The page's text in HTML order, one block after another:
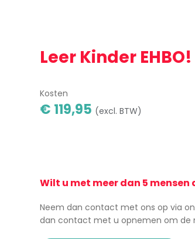
Leer Kinder EHBO!
Kosten
€ 119,95 (excl. BTW)
Wilt u met meer dan 5 mensen
Neem dan contact met ons op via
dan contact met u opnemen om de